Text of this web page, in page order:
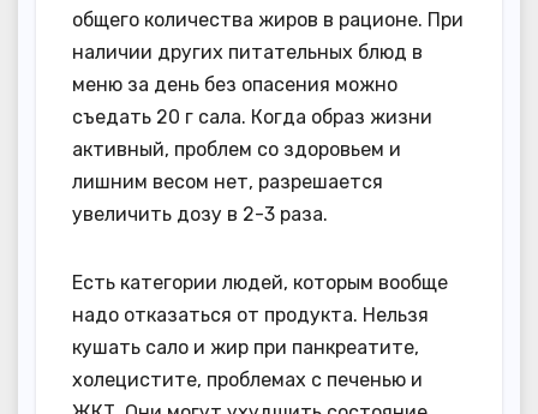
общего количества жиров в рационе. При
наличии других питательных блюд в
меню за день без опасения можно
съедать 20 г сала. Когда образ жизни
активный, проблем со здоровьем и
лишним весом нет, разрешается
увеличить дозу в 2-3 раза.
Есть категории людей, которым вообще
надо отказаться от продукта. Нельзя
кушать сало и жир при панкреатите,
холецистите, проблемах с печенью и